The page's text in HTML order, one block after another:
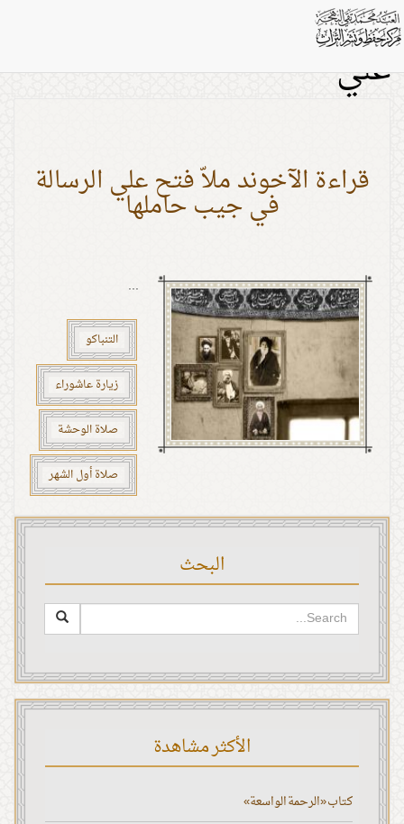
اشخاص: الآخوند ملاّ فتح
علي
قراءة الآخوند ملاّ فتح علي الرسالة
في جيب حاملها
...
التنباكو
زيارة عاشوراء
صلاة الوحشة
صلاة أول الشهر
البحث
الأكثر مشاهدة
كتاب «الرحمة الواسعة»